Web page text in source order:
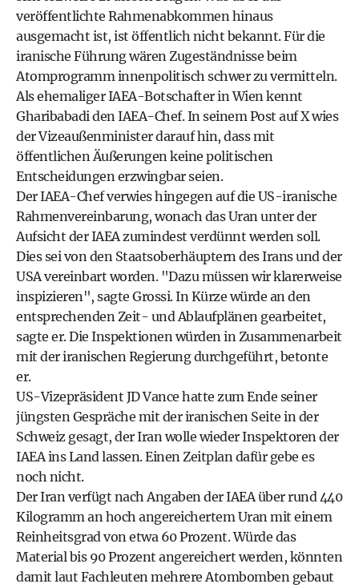
veröffentlichte Rahmenabkommen hinaus
ausgemacht ist, ist öffentlich nicht bekannt. Für die
iranische Führung wären Zugeständnisse beim
Atomprogramm innenpolitisch schwer zu vermitteln.
Als ehemaliger IAEA-Botschafter in Wien kennt
Gharibabadi den IAEA-Chef. In seinem Post auf X wies
der Vizeaußenminister darauf hin, dass mit
öffentlichen Äußerungen keine politischen
Entscheidungen erzwingbar seien.
Der IAEA-Chef verwies hingegen auf die US-iranische
Rahmenvereinbarung, wonach das Uran unter der
Aufsicht der IAEA zumindest verdünnt werden soll.
Dies sei von den Staatsoberhäuptern des Irans und der
USA vereinbart worden. "Dazu müssen wir klarerweise
inspizieren", sagte Grossi. In Kürze würde an den
entsprechenden Zeit- und Ablaufplänen gearbeitet,
sagte er. Die Inspektionen würden in Zusammenarbeit
mit der iranischen Regierung durchgeführt, betonte
er.
US-Vizepräsident JD Vance hatte zum Ende seiner
jüngsten Gespräche mit der iranischen Seite in der
Schweiz gesagt, der Iran wolle wieder Inspektoren der
IAEA ins Land lassen. Einen Zeitplan dafür gebe es
noch nicht.
Der Iran verfügt nach Angaben der IAEA über rund 440
Kilogramm an hoch angereichertem Uran mit einem
Reinheitsgrad von etwa 60 Prozent. Würde das
Material bis 90 Prozent angereichert werden, könnten
damit laut Fachleuten mehrere Atombomben gebaut